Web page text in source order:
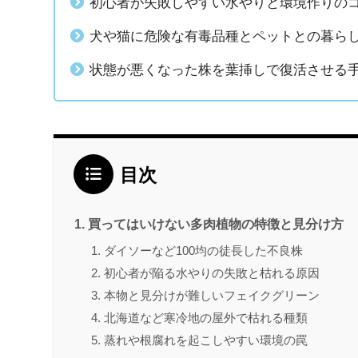
犬や猫に危険な有毒品種とペットとの暮ら
状態が悪くなった株を葉挿しで復活させる
目次
買ってはいけない多肉植物の特徴と見分け方
ダイソーなど100均の徒長した不良株
初心者が陥る水やりの失敗と枯れる原因
本物と見分けが難しいフェイクグリーン
北海道など寒冷地の屋外で枯れる種類
蒸れや根腐れを起こしやすい環境の罠